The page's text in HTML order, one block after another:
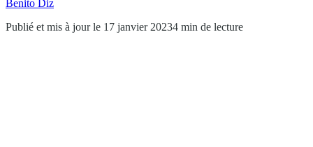
Benito Diz
Publié et mis à jour le 17 janvier 20234 min de lecture